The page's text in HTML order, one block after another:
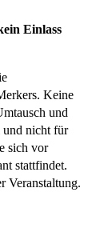
Einlass
Keine
und
und nicht für
sich vor
stattfindet.
Veranstaltung.